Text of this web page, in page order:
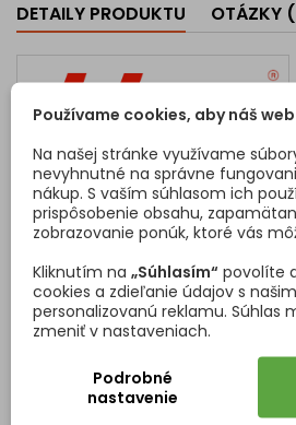
DETAILY PRODUKTU OTÁZKY
Kód8784
Vlastnosti produktu
Povrchová úprava Biela
Pár
Používame cookies, aby náš
Na našej stránke využívame
nevyhnutné na správne
nákup. S vaším súhlasom ich
prispôsobenie obsahu,
zobrazovanie ponúk, ktoré vás
Kliknutím na „Súhlasím“ povolíte
cookies a zdieľanie údajov s
personalizovanú reklamu. Súhlas
zmeniť v nastaveniach.
Podrobné
nastavenie